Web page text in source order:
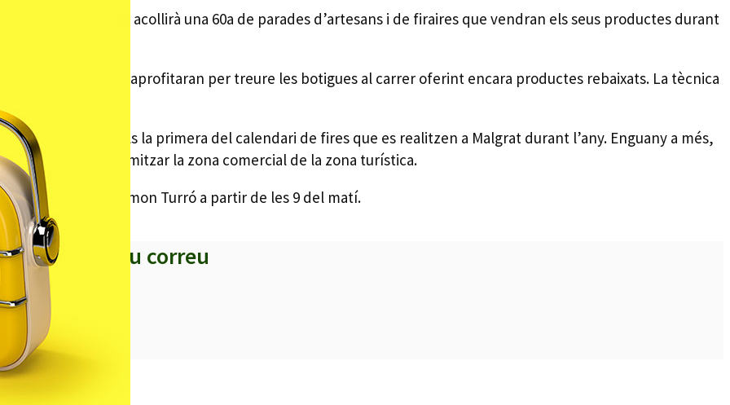
urbà del municipi, acollirà una 60a de parades d’artesans i de firaires que vendran els seus productes durant
comerços locals aprofitaran per treure les botigues al carrer oferint encara productes rebaixats. La tècnica
demà.
al febrer, i els la primera del calendari de fires que es realitzen a Malgrat durant l’any. Enguany a més,
Catalans per dinamitzar la zona comercial de la zona turística.
Desclapers i Ramon Turró a partir de les 9 del matí.
titulars al teu correu